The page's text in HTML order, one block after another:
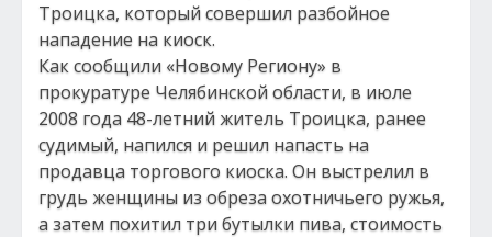
Троицка, который совершил разбойное
нападение на киоск.
Как сообщили «Новому Региону» в
прокуратуре Челябинской области, в июле
2008 года 48-летний житель Троицка, ранее
судимый, напился и решил напасть на
продавца торгового киоска. Он выстрелил в
грудь женщины из обреза охотничьего ружья,
а затем похитил три бутылки пива, стоимость